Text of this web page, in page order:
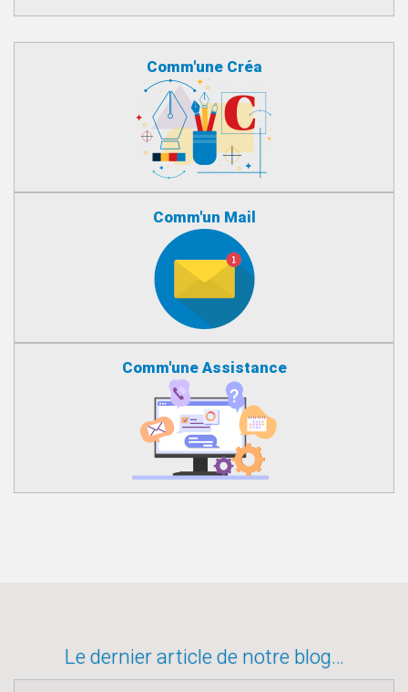
Comm'une Créa
Comm'un Mail
Comm'une Assistance
Le dernier article de notre blog…